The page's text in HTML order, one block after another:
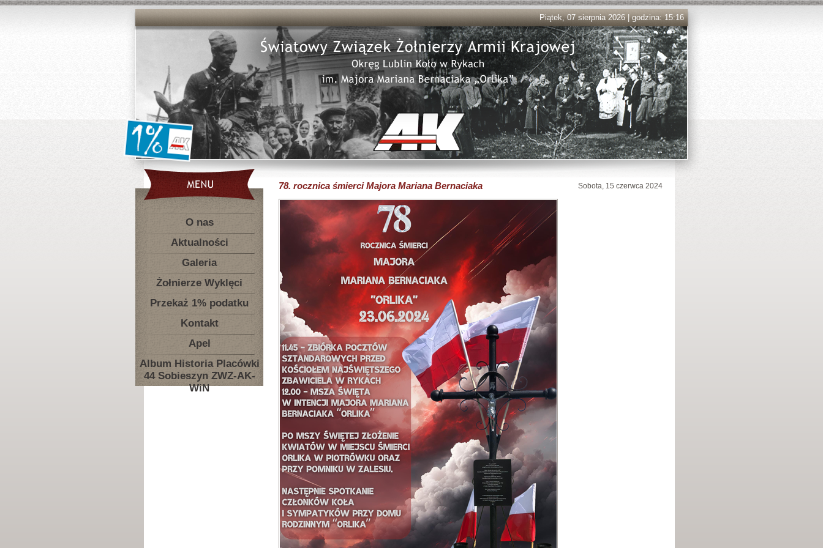
Piątek, 07 sierpnia 2026 | godzina: 15:16
O nas
Aktualności
Galeria
Żołnierze Wyklęci
Przekaż 1% podatku
Kontakt
Apel
Album Historia Placówki
44 Sobieszyn ZWZ-AK-
WiN
Sobota, 15 czerwca 2024
78. rocznica śmierci Majora Mariana Bernaciaka